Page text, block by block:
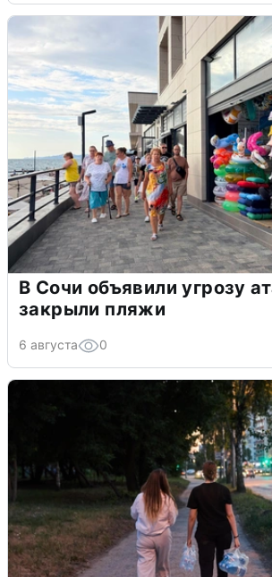
В Сочи объявили угрозу
закрыли пляжи
6 августа 0